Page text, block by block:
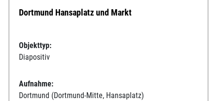
Dortmund Hansaplatz und Markt
Objekttyp:
Diapositiv
Aufnahme:
Dortmund (Dortmund-Mitte, Hansaplatz)